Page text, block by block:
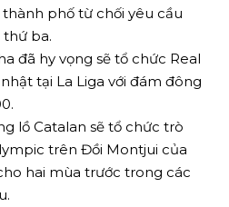
phố từ chối yêu cầu
thứ ba.
đã hy vọng sẽ tổ chức Real
tại La Liga với đám đông
lồ Catalan sẽ tổ chức trò
trên Đồi Montjui của
hai mùa trước trong các